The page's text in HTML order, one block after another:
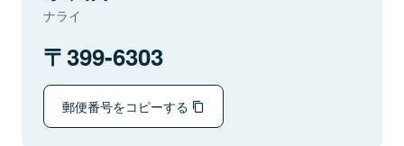
ナライ
399-6303
郵便番号をコピーする